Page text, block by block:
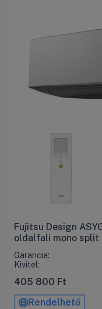
Fujitsu Design
oldalfali mono split
Garancia:
Kivitel:
405 800 Ft
Rendelhető